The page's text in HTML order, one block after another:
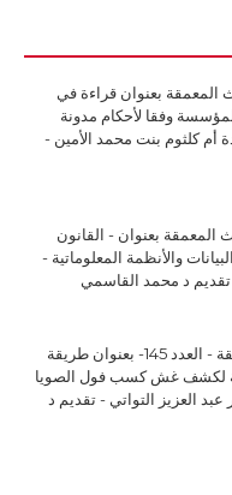
المعمقة بعنوان قراءة في
وفقا لأحكام مدونة
دة أم كلثوم بنت محمد الأمين -
المعمقة بعنوان - القانون
والأنظمة المعلوماتية -
تقديم د محمد القاسمي
كتاب سلسلة الأبحاث المعمقة - العدد 145- بعنوان طريقة
لكشف غش كسب فول الصويا
عبد العزيز التواتي - تقديم د